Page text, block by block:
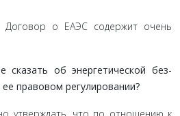
Договор о ЕАЭС содержит очень
об энергетической без­
правовом регулировании?